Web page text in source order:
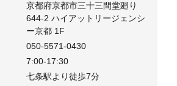
京都府京都市三十三間堂廻り
644-2 ハイアットリージェンシ
ー京都 1F
050-5571-0430
7:00-17:30
七条駅より徒歩7分